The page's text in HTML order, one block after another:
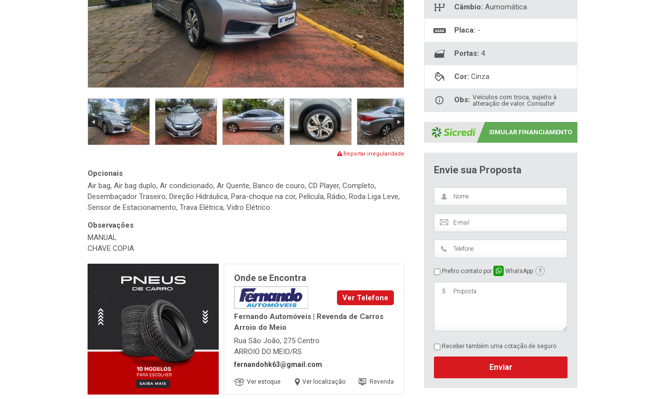
Reportar irregularidade
Câmbio: Aumomática
Placa: -
Portas: 4
Cor: Cinza
Obs: Veículos com troca, sujeito à
alteração de valor. Consulte!
Opcionais
Air bag, Air bag duplo, Ar condicionado, Ar Quente, Banco de couro, CD Player, Completo,
Desembaçador Traseiro, Direção Hidráulica, Para-choque na cor, Película, Rádio, Roda Liga Leve,
Sensor de Estacionamento, Trava Elétrica, Vidro Elétrico
Observações
MANUAL
CHAVE COPIA
SIMULAR FINANCIAMENTO
Envie sua Proposta
Prefiro contato por WhatsApp ?
Receber também uma cotação de seguro
Enviar
Onde se Encontra
Ver Telefone
Fernando Automóveis | Revenda de Carros
Arroio do Meio
Rua São João, 275 Centro
ARROIO DO MEIO/RS
fernandohk63@gmail.com
Ver estoque Ver localização Revenda